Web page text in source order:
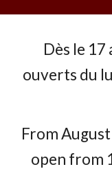
Dès le
ouverts du
From
open from